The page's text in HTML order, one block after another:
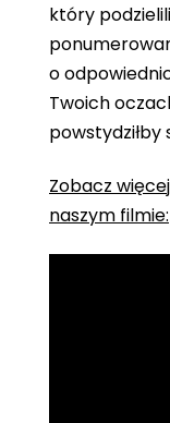
który
o
Twoich
powstydziłby
Zobacz
naszym filmie: